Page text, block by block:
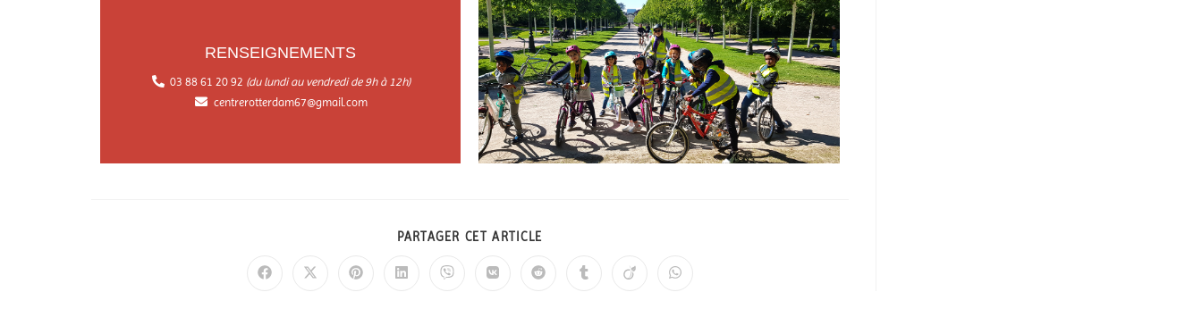
RENSEIGNEMENTS
03 88 61 20 92 (du lundi au vendredi de 9h à 12h)​
centrerotterdam67@gmail.com
PARTAGER CET ARTICLE